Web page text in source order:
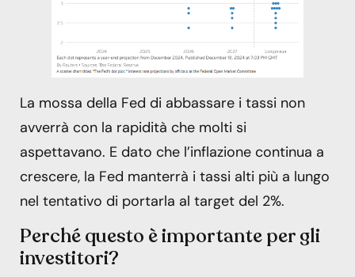
La mossa della Fed di abbassare i tassi non
avverrà con la rapidità che molti si
aspettavano. E dato che l’inflazione continua a
crescere, la Fed manterrà i tassi alti più a lungo
nel tentativo di portarla al target del 2%.
Perché questo è importante per gli
investitori?